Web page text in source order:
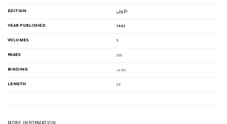
EDITION الأولى
YEAR PUBLISHED 1442
VOLUMES 1
PAGES 200
BINDING غلاف
LENGTH 24